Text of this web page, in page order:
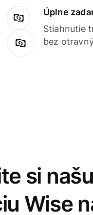
Úplne
Stiahnutie
bez
si
Wise